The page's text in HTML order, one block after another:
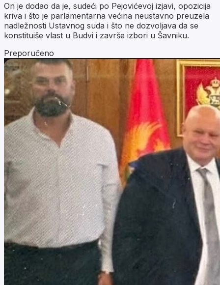
On je dodao da je, sudeći po Pejovićevoj izjavi, opozicija
kriva i što je parlamentarna većina neustavno preuzela
nadležnosti Ustavnog suda i što ne dozvoljava da se
konstituiše vlast u Budvi i završe izbori u Šavniku.
Preporučeno